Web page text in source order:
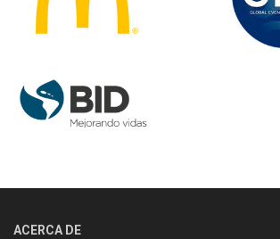
ACERCA DE